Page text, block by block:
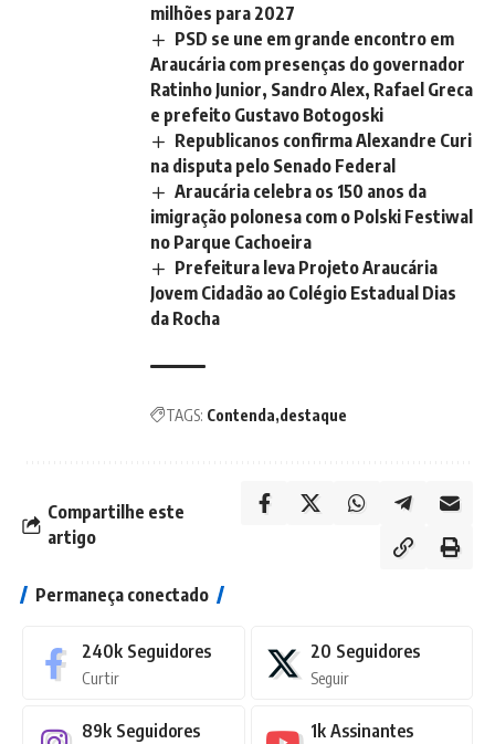
milhões para 2027
PSD se une em grande encontro em
Araucária com presenças do governador
Ratinho Junior, Sandro Alex, Rafael Greca
e prefeito Gustavo Botogoski
Republicanos confirma Alexandre Curi
na disputa pelo Senado Federal
Araucária celebra os 150 anos da
imigração polonesa com o Polski Festiwal
no Parque Cachoeira
Prefeitura leva Projeto Araucária
Jovem Cidadão ao Colégio Estadual Dias
da Rocha
TAGS: Contenda destaque
Compartilhe este
artigo
Permaneça conectado
240k Seguidores
Curtir
20 Seguidores
Seguir
89k Seguidores 1k Assinantes